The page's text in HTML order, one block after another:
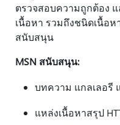
ตรวจสอบความถูกต้อง
เนื้อหา รวมถึงชนิดเนื้อ
สนับสนุน
MSN สนับสนุน:
บทความ แกลเลอรี
แหล่งเนื้อหาสรุป